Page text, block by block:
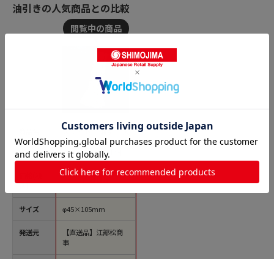
油引きの人気商品との比較
込)
サイズ
発送元
スライド 油引 大
（φ45×105） 1個
（ご注文単位1個）
【直送品】
￥805
φ45×105mm
【直送品】江部松商
事